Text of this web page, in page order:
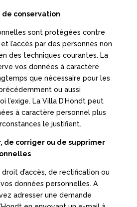
conservation
sont protégées contre
l’accès par des personnes non
des techniques courantes. La
vos données à caractère
que nécessaire pour les
ou aussi
l’exige. La Villa D’Hondt peut
à caractère personnel plus
le justifient.
de corriger ou de supprimer
droit d’accès, de rectification ou
données personnelles. A
adresser une demande